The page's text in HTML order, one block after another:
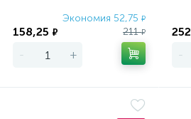
Экономия 52,75 ₽
158,25 ₽ 211₽
- + -